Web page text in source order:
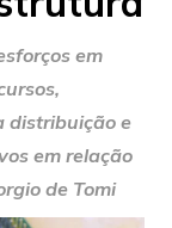
em
distribuição e
em relação
de Tomi